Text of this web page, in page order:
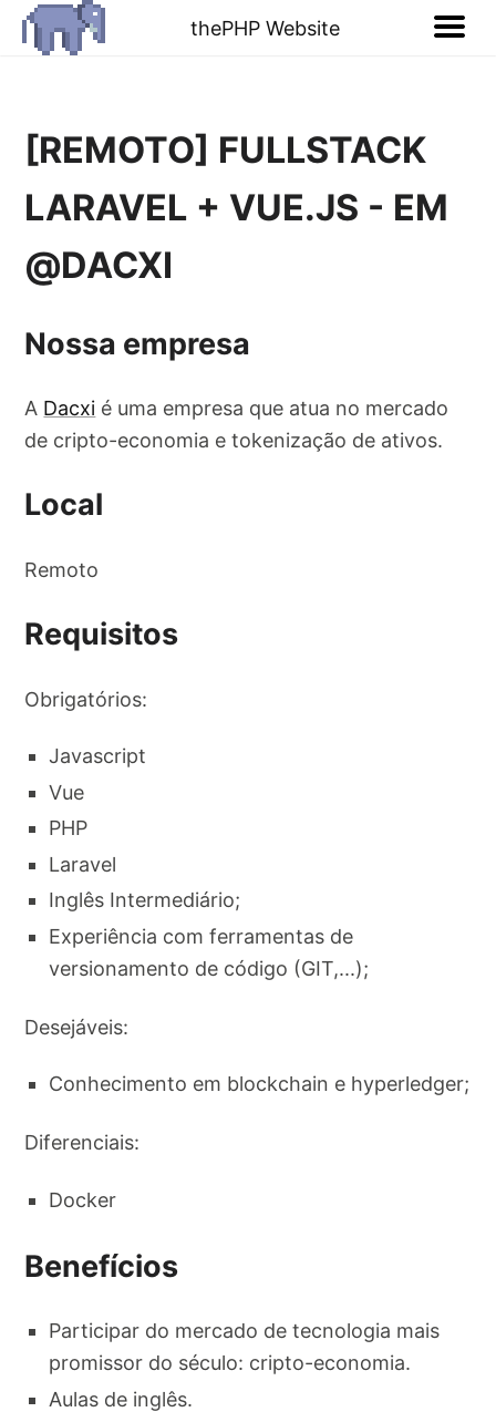
thePHP Website
[REMOTO] FULLSTACK
LARAVEL + VUE.JS - EM
@DACXI
Nossa empresa
A Dacxi é uma empresa que atua no mercado
de cripto-economia e tokenização de ativos.
Local
Remoto
Requisitos
Obrigatórios:
Javascript
Vue
PHP
Laravel
Inglês Intermediário;
Experiência com ferramentas de
versionamento de código (GIT,...);
Desejáveis:
Conhecimento em blockchain e hyperledger;
Diferenciais:
Docker
Benefícios
Participar do mercado de tecnologia mais
promissor do século: cripto-economia.
Aulas de inglês.